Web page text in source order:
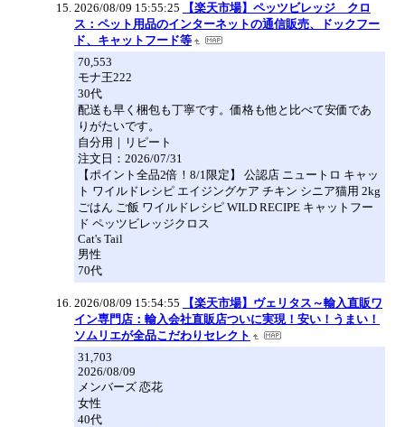
2026/08/09 15:55:25
【楽天市場】ペッツビレッジ クロ
ス：ペット用品のインターネットの通信販売、ドックフー
ド、キャットフード等
70,553
モナ王222
30代
配送も早く梱包も丁寧です。価格も他と比べて安価であ
りがたいです。
自分用｜リピート
注文日：2026/07/31
【ポイント全品2倍！8/1限定】 公認店 ニュートロ キャッ
ト ワイルドレシピ エイジングケア チキン シニア猫用 2kg
ごはん ご飯 ワイルドレシピ WILD RECIPE キャットフー
ド ペッツビレッジクロス
Cat's Tail
男性
70代
2026/08/09 15:54:55
【楽天市場】ヴェリタス～輸入直販ワ
イン専門店：輸入会社直販店ついに実現！安い！うまい！
ソムリエが全品こだわりセレクト
31,703
2026/08/09
メンバーズ 恋花
女性
40代